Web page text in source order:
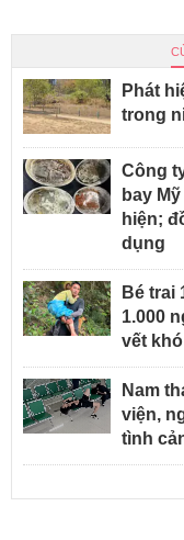
Phát
trong
Công
bay
hiện;
dụng
Bé trai
1.000
vết
Nam
viện,
tình